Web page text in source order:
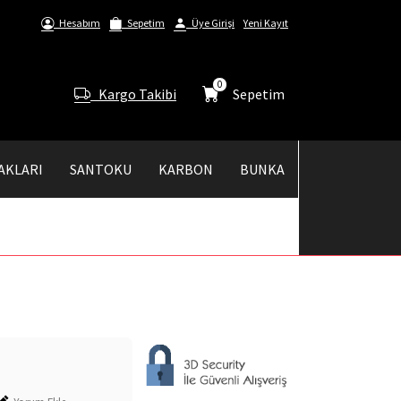
Hesabım Sepetim Üye Girişi Yeni Kayıt
Kargo Takibi Sepetim
0
SANTOKU KARBON BUNKA